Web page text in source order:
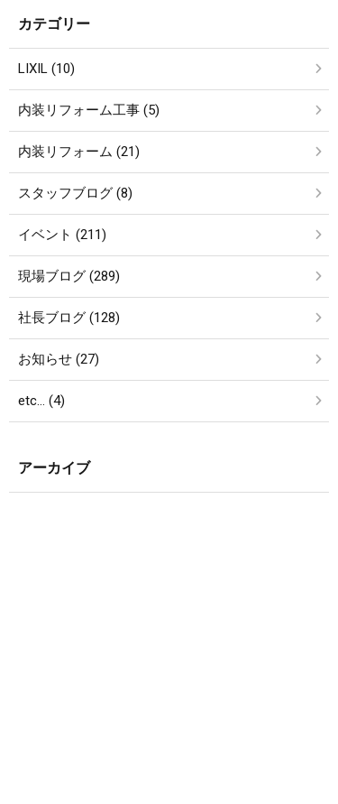
カテゴリー
LIXIL (10)
内装リフォーム工事 (5)
内装リフォーム (21)
スタッフブログ (8)
イベント (211)
現場ブログ (289)
社長ブログ (128)
お知らせ (27)
etc… (4)
アーカイブ